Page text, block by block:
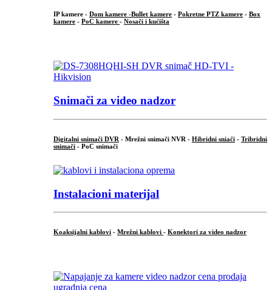
IP kamere - Dom kamere -Bullet kamere - Pokretne PTZ kamere - Box
kamere - PoC kamere - Nosači i kućišta
Snimači za video nadzor
Digitalni snimači DVR - Mrežni snimači NVR - Hibridni sniači - Tribridni
snimači - PoC snimači
Instalacioni materijal
Koaksijalni kablovi - Mrežni kablovi - Konektori za video nadzor